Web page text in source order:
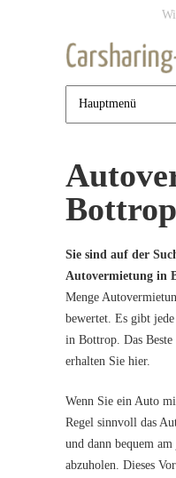
Bottrop
Sie sind auf der
Autovermietung in
Menge
bewertet. Es gibt
in Bottrop. Das
erhalten Sie hier.
Wenn Sie ein Auto
Regel sinnvoll das
und dann bequem
abzuholen. Dieses